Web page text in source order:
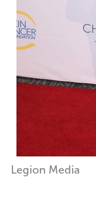
Legion Media